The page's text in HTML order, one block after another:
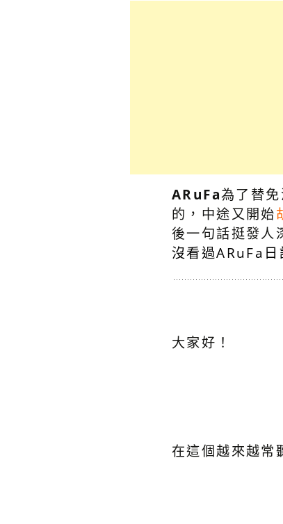
ARuFa為了替
的，中途又開始
後一句話挺發人
沒看過ARuFa
大家好！
在這個越來越常